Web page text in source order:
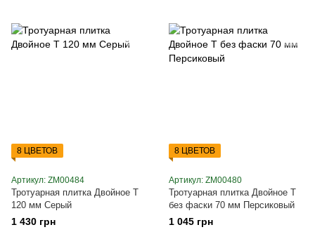
8 ЦВЕТОВ
Артикул: ZM00484
Тротуарная плитка Двойное Т
120 мм Серый
1 430 грн
8 ЦВЕТОВ
Артикул: ZM00480
Тротуарная плитка Двойное Т
без фаски 70 мм Персиковый
1 045 грн